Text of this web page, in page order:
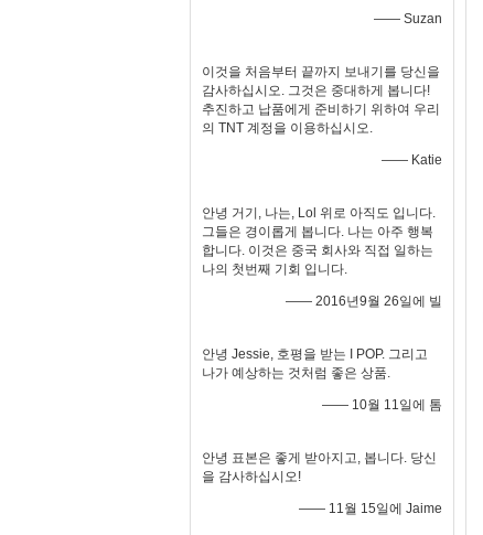
—— Suzan
이것을 처음부터 끝까지 보내기를 당신을
감사하십시오. 그것은 중대하게 봅니다!
추진하고 납품에게 준비하기 위하여 우리
의 TNT 계정을 이용하십시오.
—— Katie
안녕 거기, 나는, Lol 위로 아직도 입니다.
그들은 경이롭게 봅니다. 나는 아주 행복
합니다. 이것은 중국 회사와 직접 일하는
나의 첫번째 기회 입니다.
—— 2016년9월 26일에 빌
안녕 Jessie, 호평을 받는 I POP. 그리고
나가 예상하는 것처럼 좋은 상품.
—— 10월 11일에 톰
안녕 표본은 좋게 받아지고, 봅니다. 당신
을 감사하십시오!
—— 11월 15일에 Jaime